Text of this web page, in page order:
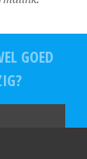
GOED